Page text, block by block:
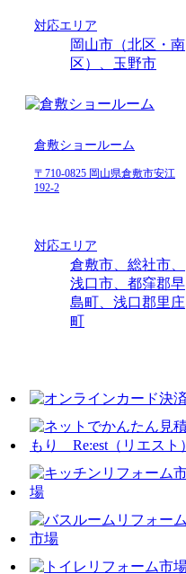
対応エリア
岡山市（北区・南
区）、玉野市
倉敷ショールーム
〒710-0825 岡山県倉敷市安江
192-2
対応エリア
倉敷市、総社市、
浅口市、都窪郡早
島町、浅口郡里庄
町